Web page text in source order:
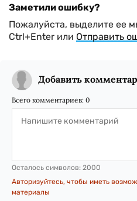
Заметили ошибку?
Пожалуйста, выделите ее
Ctrl+Enter или Отправить
Добавить
Всего комментариев: 0
Осталось символов: 2000
Авторизуйтесь, чтобы иметь
материалы